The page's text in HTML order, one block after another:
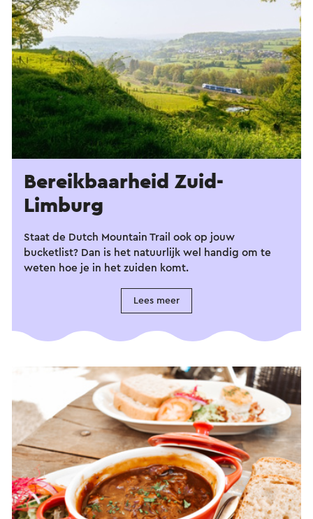
Bereikbaarheid Zuid-
Limburg
Staat de Dutch Mountain Trail ook op jouw
bucketlist? Dan is het natuurlijk wel handig om te
weten hoe je in het zuiden komt.
Lees meer